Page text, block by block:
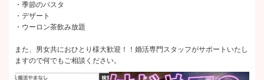
・季節のパスタ
・デザート
・ウーロン茶飲み放題
また、男女共におひとり様大歓迎！！婚活専門スタッフがサポートいたし
ますので何でもご相談ください。